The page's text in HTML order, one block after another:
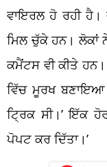
ਵਾਇਰਲ ਹੋ ਰਹੀ
ਮਿਲ ਚੁੱਕੇ ਹਨ। ਲੋਕਾਂ
ਕਮੈਂਟਸ ਵੀ ਕੀਤੇ
ਵਿੱਚ ਮੂਰਖ
ਟ੍ਰਿਕ ਸੀ।’ ਇੱਕ
ਪੋਪਟ ਕਰ ਦਿੱਤਾ।’